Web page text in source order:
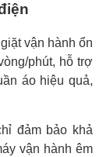
vận hành ổn
phút, hỗ trợ
áo hiệu quả,
đảm bảo khả
vận hành êm